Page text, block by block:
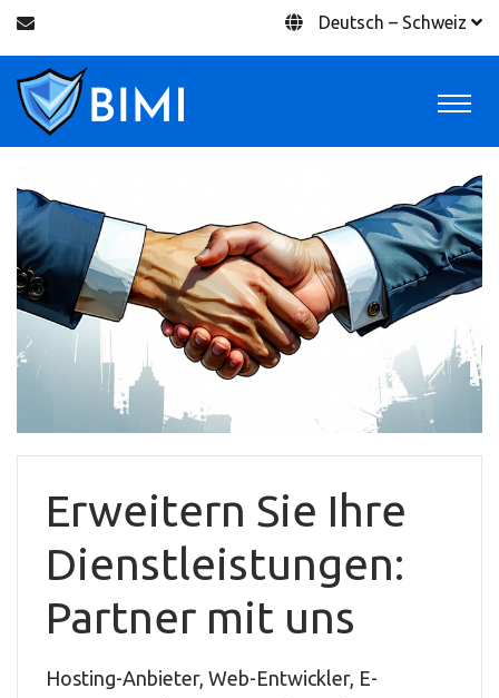
Deutsch – Schweiz
Erweitern Sie Ihre
Dienstleistungen:
Partner mit uns
Hosting-Anbieter, Web-Entwickler, E-